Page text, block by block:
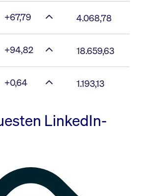
+67,79 4.068,78
+94,82 18.659,63
+0,64 1.193,13
LinkedIn-